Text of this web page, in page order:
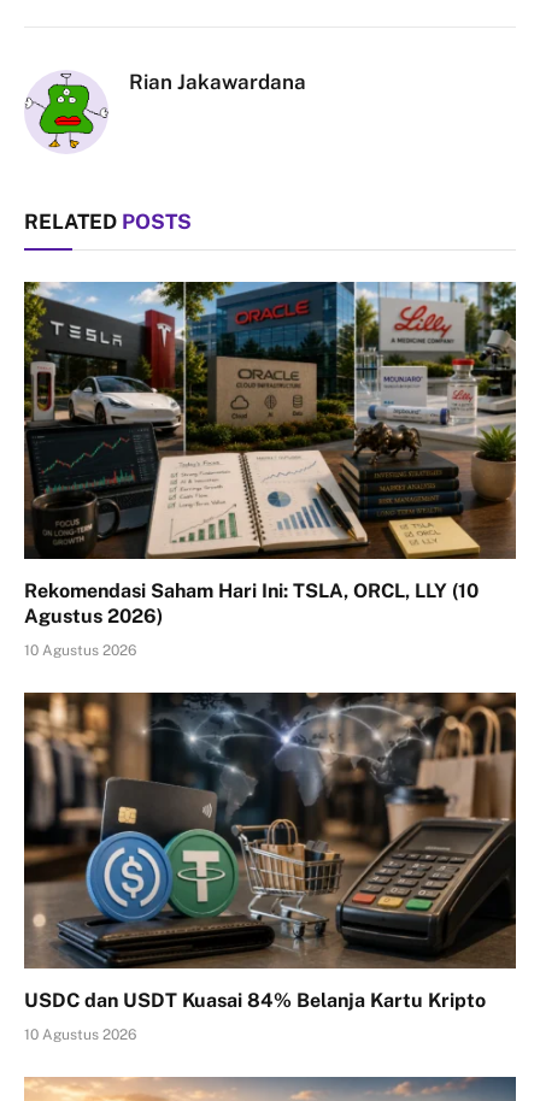
Rian Jakawardana
RELATED POSTS
Rekomendasi Saham Hari Ini: TSLA, ORCL, LLY (10
Agustus 2026)
10 Agustus 2026
USDC dan USDT Kuasai 84% Belanja Kartu Kripto
10 Agustus 2026